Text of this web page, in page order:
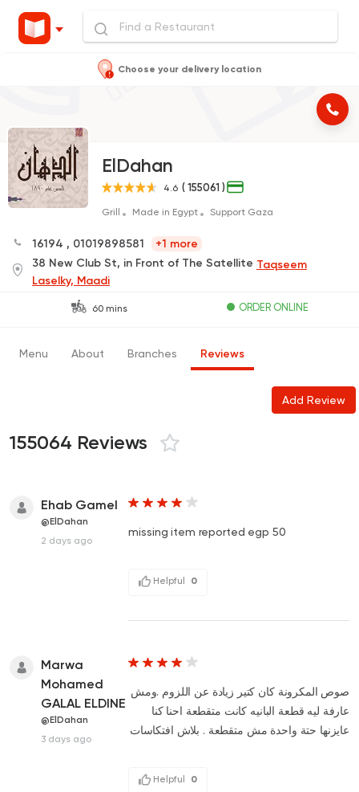
Choose your delivery location
ElDahan
4.6 ( 155061 )
Grill Made in Egypt Support Gaza
16194 , 01019898581
+1 more
38 New Club St, in Front of The Satellite Taqseem
Laselky, Maadi
60 mins ORDER ONLINE
Menu About Branches Reviews
Add Review
155064 Reviews
Ehab Gamel
@ElDahan
2 days ago
missing item reported egp 50
Helpful 0
Marwa
Mohamed
GALAL ELDINE
@ElDahan
3 days ago
صوص المكرونة كان كتير زيادة عن اللزوم .ومش
عارفة ليه قطعة البانيه كانت متقطعة احنا كنا
عايزنها حتة واحدة مش متقطعة . بلاش افتكاسات
Helpful 0